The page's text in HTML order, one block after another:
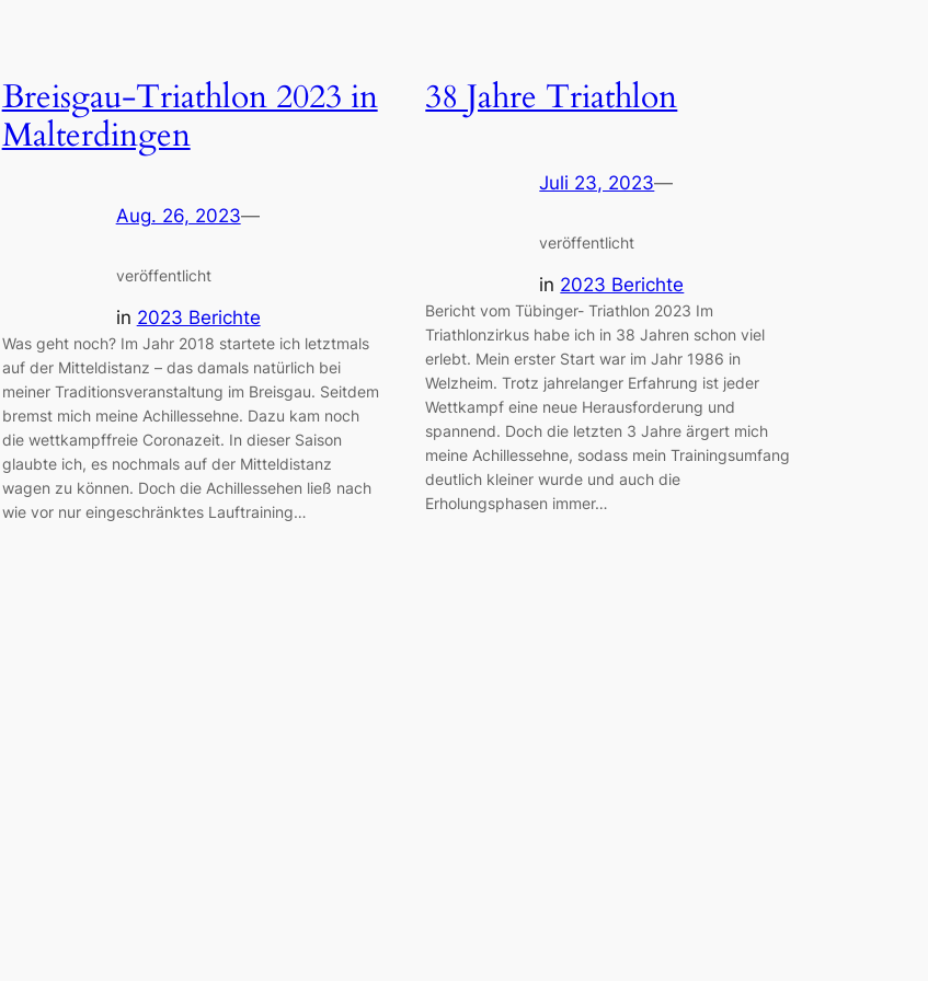
Breisgau-Triathlon 2023 in
Malterdingen
Aug. 26, 2023—
veröffentlicht
in 2023 Berichte
Was geht noch? Im Jahr 2018 startete ich letztmals
auf der Mitteldistanz – das damals natürlich bei
meiner Traditionsveranstaltung im Breisgau. Seitdem
bremst mich meine Achillessehne. Dazu kam noch
die wettkampffreie Coronazeit. In dieser Saison
glaubte ich, es nochmals auf der Mitteldistanz
wagen zu können. Doch die Achillessehen ließ nach
wie vor nur eingeschränktes Lauftraining…
38 Jahre Triathlon
Juli 23, 2023—
veröffentlicht
in 2023 Berichte
Bericht vom Tübinger- Triathlon 2023 Im
Triathlonzirkus habe ich in 38 Jahren schon viel
erlebt. Mein erster Start war im Jahr 1986 in
Welzheim. Trotz jahrelanger Erfahrung ist jeder
Wettkampf eine neue Herausforderung und
spannend. Doch die letzten 3 Jahre ärgert mich
meine Achillessehne, sodass mein Trainingsumfang
deutlich kleiner wurde und auch die
Erholungsphasen immer…